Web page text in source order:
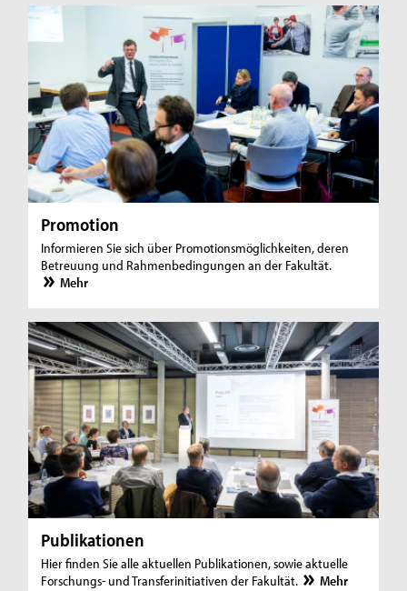
Promotion
Informieren Sie sich über Promotionsmöglichkeiten, deren
Betreuung und Rahmenbedingungen an der Fakultät.
Mehr
Publikationen
Hier finden Sie alle aktuellen Publikationen, sowie aktuelle
Forschungs- und Transferinitiativen der Fakultät.
Mehr